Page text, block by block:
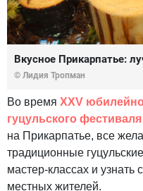
Вкусное Прикарпатье:
© Лидия Тропман
Во время XXV
гуцульского фестиваля
на Прикарпатье, все
традиционные
мастер-классах и узнать
местных жителей.